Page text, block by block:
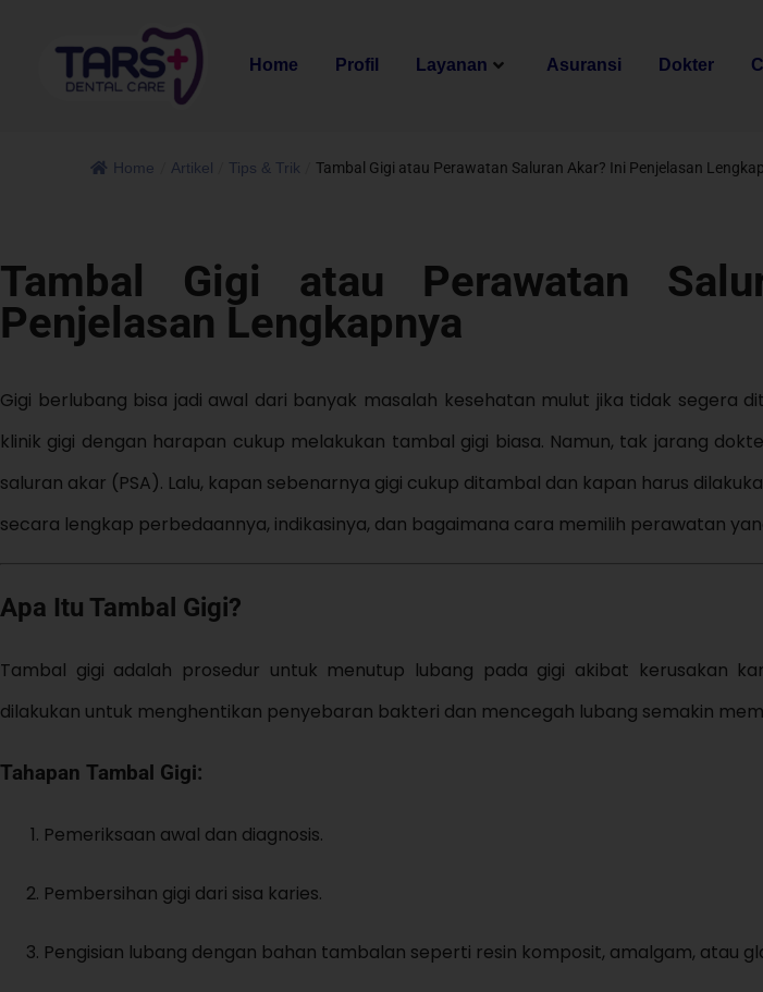
Home Profil Layanan Asuransi Dokter
Home Artikel Tips & Trik Tambal Gigi atau Perawatan Saluran Akar? Ini Penjelasan
Tambal Gigi atau Perawatan
Penjelasan Lengkapnya
Gigi berlubang bisa jadi awal dari banyak masalah kesehatan mulut jika tidak segera
klinik gigi dengan harapan cukup melakukan tambal gigi biasa. Namun, tak jarang
saluran akar (PSA). Lalu, kapan sebenarnya gigi cukup ditambal dan kapan harus
secara lengkap perbedaannya, indikasinya, dan bagaimana cara memilih perawatan
Apa Itu Tambal Gigi?
Tambal gigi adalah prosedur untuk menutup lubang pada gigi akibat kerusakan
dilakukan untuk menghentikan penyebaran bakteri dan mencegah lubang semakin
Tahapan Tambal Gigi:
Pemeriksaan awal dan diagnosis.
Pembersihan gigi dari sisa karies.
Pengisian lubang dengan bahan tambalan seperti resin komposit, amalgam, atau